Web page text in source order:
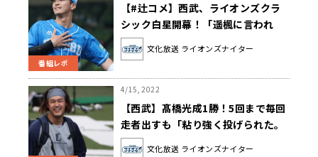
番組レポ
【#辻コメ】西武、ライオンズクラ
シック白星開幕！「遥楓に言われ
た、監督似合いますねって(笑)」
文化放送 ライオンズナイター
4/15, 2022
【西武】髙橋光成1勝！5回まで毎回
走者出すも「粘り強く投げられた。
正直すごい嬉しいです」
文化放送 ライオンズナイター